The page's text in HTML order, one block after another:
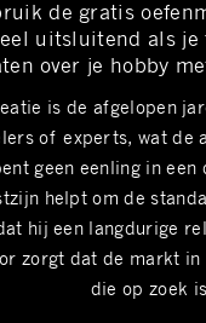
de gratis
uitsluitend als
over je hobby
is de afgelopen
of experts, wat
geen eenling in
helpt om de
hij een langdurige
zorgt dat de markt
die op zoek